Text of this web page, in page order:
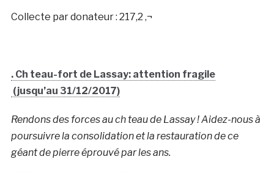
Collecte par donateur : 217,2 ‚¬
. Ch teau-fort de Lassay: attention fragile
(jusqu’au 31/12/2017)
Rendons des forces au ch teau de Lassay ! Aidez-nous à
poursuivre la consolidation et la restauration de ce
géant de pierre éprouvé par les ans.